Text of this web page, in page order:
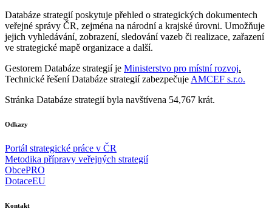
Databáze strategií poskytuje přehled o strategických dokumentech
veřejné správy ČR, zejména na národní a krajské úrovni. Umožňuje
jejich vyhledávání, zobrazení, sledování vazeb či realizace, zařazení
ve strategické mapě organizace a další.
Gestorem Databáze strategií je Ministerstvo pro místní rozvoj.
Technické řešení Databáze strategií zabezpečuje AMCEF s.r.o.
Stránka Databáze strategií byla navštívena 54,767 krát.
Odkazy
Portál strategické práce v ČR
Metodika přípravy veřejných strategií
ObcePRO
DotaceEU
Kontakt